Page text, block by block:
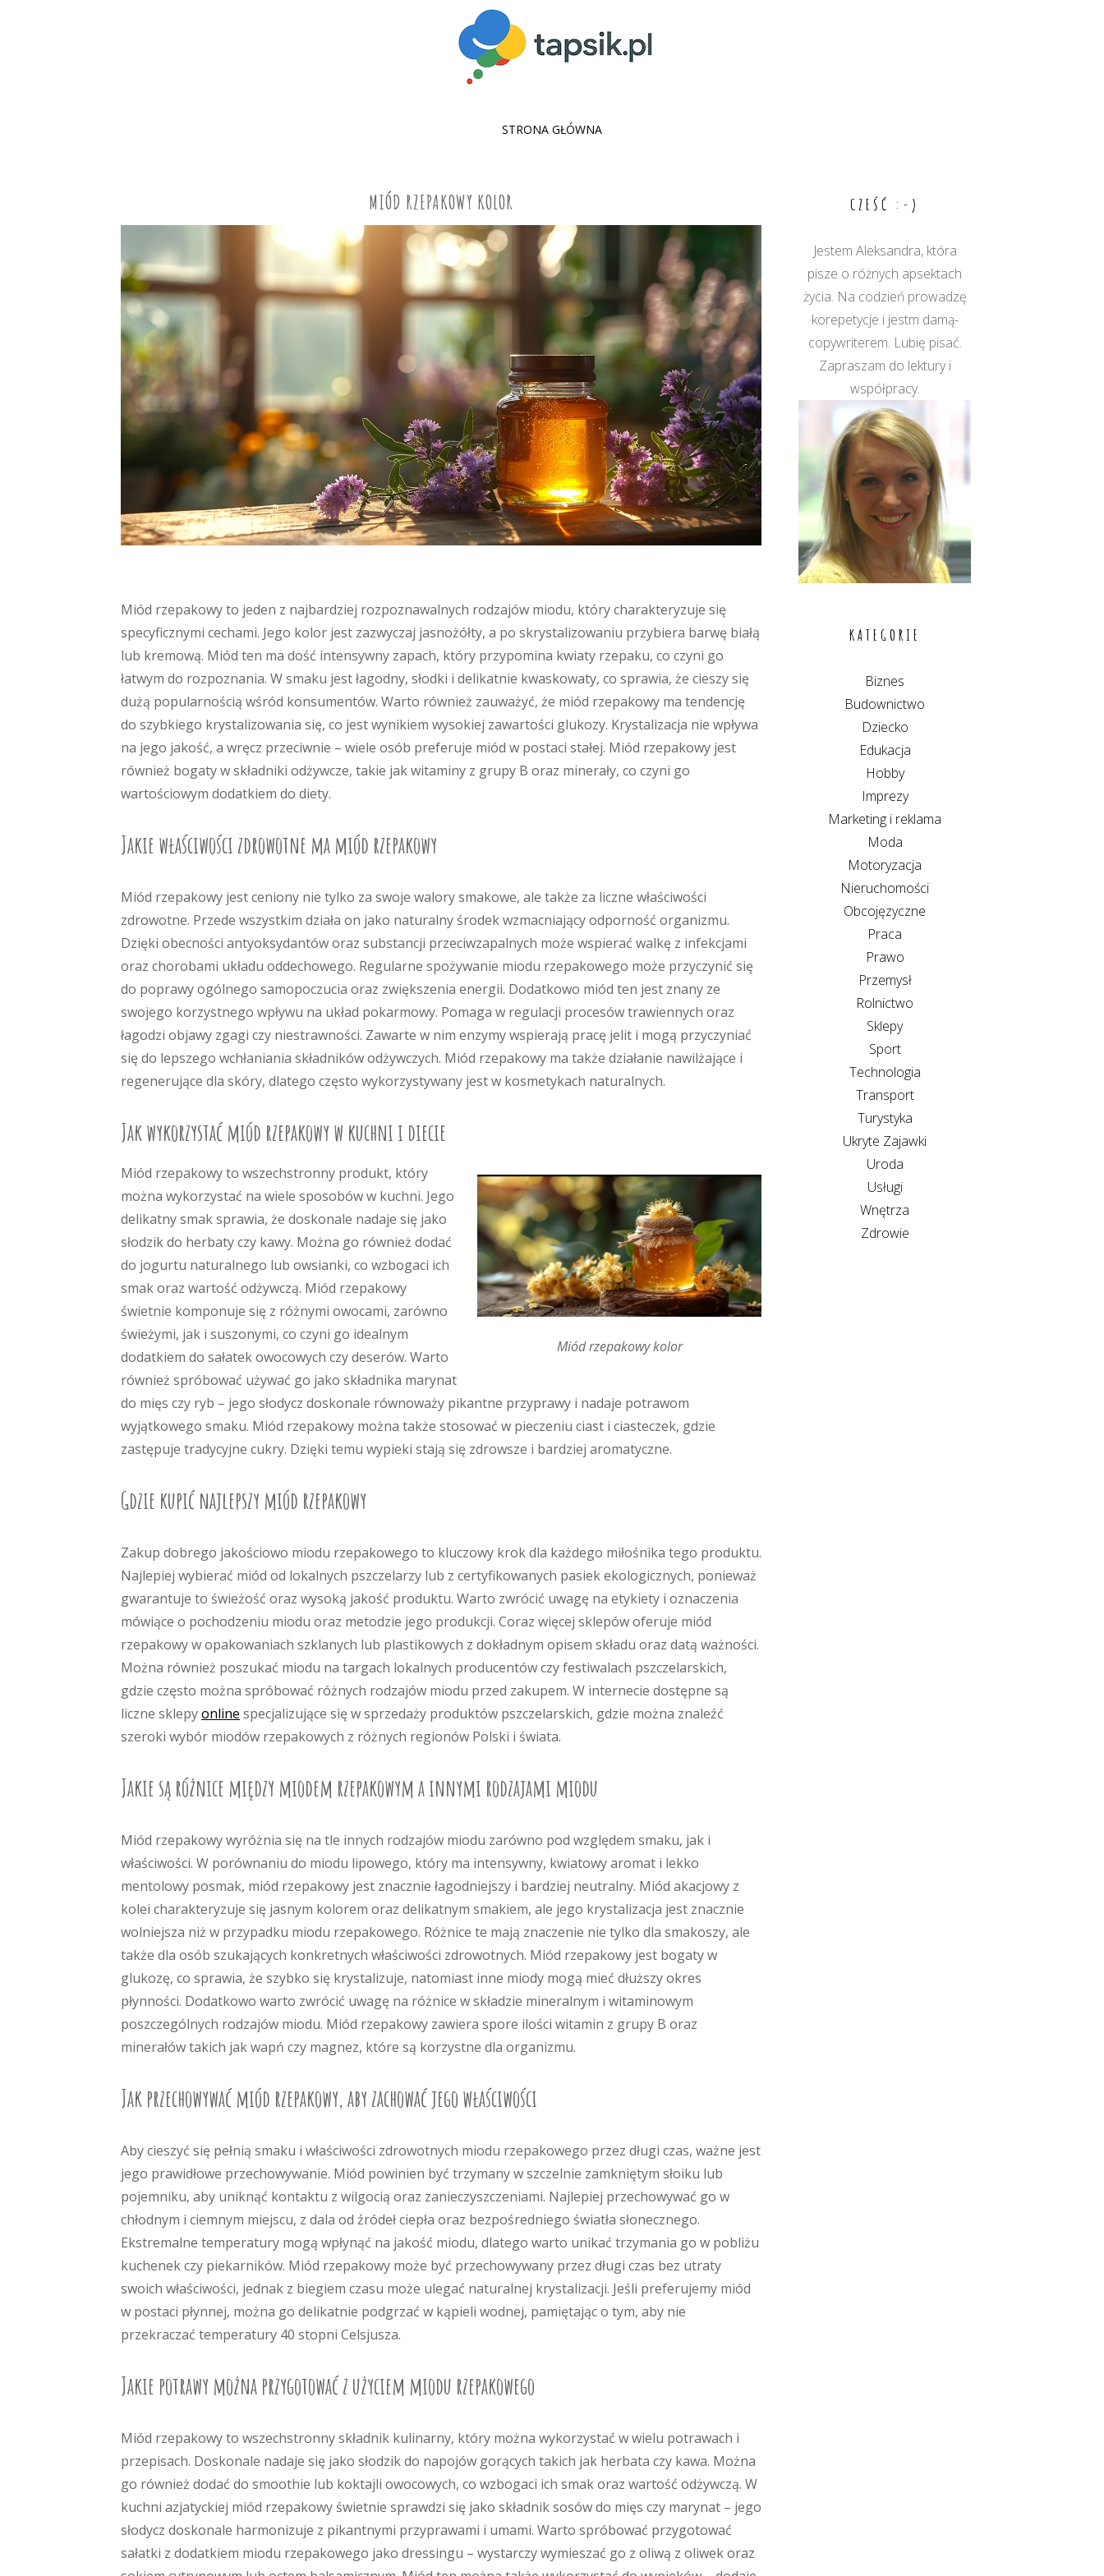
SKIP
STRONA GŁÓWNA
MIÓD RZEPAKOWY KOLOR
Miód rzepakowy to jeden z najbardziej rozpoznawalnych rodzajów miodu, który charakteryzuje się
specyficznymi cechami. Jego kolor jest zazwyczaj jasnożółty, a po skrystalizowaniu przybiera barwę białą
lub kremową. Miód ten ma dość intensywny zapach, który przypomina kwiaty rzepaku, co czyni go
łatwym do rozpoznania. W smaku jest łagodny, słodki i delikatnie kwaskowaty, co sprawia, że cieszy się
dużą popularnością wśród konsumentów. Warto również zauważyć, że miód rzepakowy ma tendencję
do szybkiego krystalizowania się, co jest wynikiem wysokiej zawartości glukozy. Krystalizacja nie wpływa
na jego jakość, a wręcz przeciwnie – wiele osób preferuje miód w postaci stałej. Miód rzepakowy jest
również bogaty w składniki odżywcze, takie jak witaminy z grupy B oraz minerały, co czyni go
wartościowym dodatkiem do diety.
Jakie właściwości zdrowotne ma miód rzepakowy
Miód rzepakowy jest ceniony nie tylko za swoje walory smakowe, ale także za liczne właściwości
zdrowotne. Przede wszystkim działa on jako naturalny środek wzmacniający odporność organizmu.
Dzięki obecności antyoksydantów oraz substancji przeciwzapalnych może wspierać walkę z infekcjami
oraz chorobami układu oddechowego. Regularne spożywanie miodu rzepakowego może przyczynić się
do poprawy ogólnego samopoczucia oraz zwiększenia energii. Dodatkowo miód ten jest znany ze
swojego korzystnego wpływu na układ pokarmowy. Pomaga w regulacji procesów trawiennych oraz
łagodzi objawy zgagi czy niestrawności. Zawarte w nim enzymy wspierają pracę jelit i mogą przyczyniać
się do lepszego wchłaniania składników odżywczych. Miód rzepakowy ma także działanie nawilżające i
regenerujące dla skóry, dlatego często wykorzystywany jest w kosmetykach naturalnych.
Jak wykorzystać miód rzepakowy w kuchni i diecie
Miód rzepakowy kolor
Miód rzepakowy to wszechstronny produkt, który
można wykorzystać na wiele sposobów w kuchni. Jego
delikatny smak sprawia, że doskonale nadaje się jako
słodzik do herbaty czy kawy. Można go również dodać
do jogurtu naturalnego lub owsianki, co wzbogaci ich
smak oraz wartość odżywczą. Miód rzepakowy
świetnie komponuje się z różnymi owocami, zarówno
świeżymi, jak i suszonymi, co czyni go idealnym
dodatkiem do sałatek owocowych czy deserów. Warto
również spróbować używać go jako składnika marynat
do mięs czy ryb – jego słodycz doskonale równoważy pikantne przyprawy i nadaje potrawom
wyjątkowego smaku. Miód rzepakowy można także stosować w pieczeniu ciast i ciasteczek, gdzie
zastępuje tradycyjne cukry. Dzięki temu wypieki stają się zdrowsze i bardziej aromatyczne.
Gdzie kupić najlepszy miód rzepakowy
Zakup dobrego jakościowo miodu rzepakowego to kluczowy krok dla każdego miłośnika tego produktu.
Najlepiej wybierać miód od lokalnych pszczelarzy lub z certyfikowanych pasiek ekologicznych, ponieważ
gwarantuje to świeżość oraz wysoką jakość produktu. Warto zwrócić uwagę na etykiety i oznaczenia
mówiące o pochodzeniu miodu oraz metodzie jego produkcji. Coraz więcej sklepów oferuje miód
rzepakowy w opakowaniach szklanych lub plastikowych z dokładnym opisem składu oraz datą ważności.
Można również poszukać miodu na targach lokalnych producentów czy festiwalach pszczelarskich,
gdzie często można spróbować różnych rodzajów miodu przed zakupem. W internecie dostępne są
liczne sklepyonline specjalizujące się w sprzedaży produktów pszczelarskich, gdzie można znaleźć
szeroki wybór miodów rzepakowych z różnych regionów Polski i świata.
Jakie są różnice między miodem rzepakowym a innymi rodzajami miodu
Miód rzepakowy wyróżnia się na tle innych rodzajów miodu zarówno pod względem smaku, jak i
właściwości. W porównaniu do miodu lipowego, który ma intensywny, kwiatowy aromat i lekko
mentolowy posmak, miód rzepakowy jest znacznie łagodniejszy i bardziej neutralny. Miód akacjowy z
kolei charakteryzuje się jasnym kolorem oraz delikatnym smakiem, ale jego krystalizacja jest znacznie
wolniejsza niż w przypadku miodu rzepakowego. Różnice te mają znaczenie nie tylko dla smakoszy, ale
także dla osób szukających konkretnych właściwości zdrowotnych. Miód rzepakowy jest bogaty w
glukozę, co sprawia, że szybko się krystalizuje, natomiast inne miody mogą mieć dłuższy okres
płynności. Dodatkowo warto zwrócić uwagę na różnice w składzie mineralnym i witaminowym
poszczególnych rodzajów miodu. Miód rzepakowy zawiera spore ilości witamin z grupy B oraz
minerałów takich jak wapń czy magnez, które są korzystne dla organizmu.
Jak przechowywać miód rzepakowy, aby zachować jego właściwości
Aby cieszyć się pełnią smaku i właściwości zdrowotnych miodu rzepakowego przez długi czas, ważne jest
jego prawidłowe przechowywanie. Miód powinien być trzymany w szczelnie zamkniętym słoiku lub
pojemniku, aby uniknąć kontaktu z wilgocią oraz zanieczyszczeniami. Najlepiej przechowywać go w
chłodnym i ciemnym miejscu, z dala od źródeł ciepła oraz bezpośredniego światła słonecznego.
Ekstremalne temperatury mogą wpłynąć na jakość miodu, dlatego warto unikać trzymania go w pobliżu
kuchenek czy piekarników. Miód rzepakowy może być przechowywany przez długi czas bez utraty
swoich właściwości, jednak z biegiem czasu może ulegać naturalnej krystalizacji. Jeśli preferujemy miód
w postaci płynnej, można go delikatnie podgrzać w kąpieli wodnej, pamiętając o tym, aby nie
przekraczać temperatury 40 stopni Celsjusza.
Jakie potrawy można przygotować z użyciem miodu rzepakowego
Miód rzepakowy to wszechstronny składnik kulinarny, który można wykorzystać w wielu potrawach i
przepisach. Doskonale nadaje się jako słodzik do napojów gorących takich jak herbata czy kawa. Można
go również dodać do smoothie lub koktajli owocowych, co wzbogaci ich smak oraz wartość odżywczą. W
kuchni azjatyckiej miód rzepakowy świetnie sprawdzi się jako składnik sosów do mięs czy marynat – jego
słodycz doskonale harmonizuje z pikantnymi przyprawami i umami. Warto spróbować przygotować
sałatki z dodatkiem miodu rzepakowego jako dressingu – wystarczy wymieszać go z oliwą z oliwek oraz
CZEŚĆ :-)
Jestem Aleksandra, która
pisze o różnych apsektach
życia. Na codzień prowadzę
korepetycje i jestm damą-
copywriterem. Lubię pisać.
Zapraszam do lektury i
współpracy.
KATEGORIE
Biznes
Budownictwo
Dziecko
Edukacja
Hobby
Imprezy
Marketing i reklama
Moda
Motoryzacja
Nieruchomości
Obcojęzyczne
Praca
Prawo
Przemysł
Rolnictwo
Sklepy
Sport
Technologia
Transport
Turystyka
Ukryte Zajawki
Uroda
Usługi
Wnętrza
Zdrowie